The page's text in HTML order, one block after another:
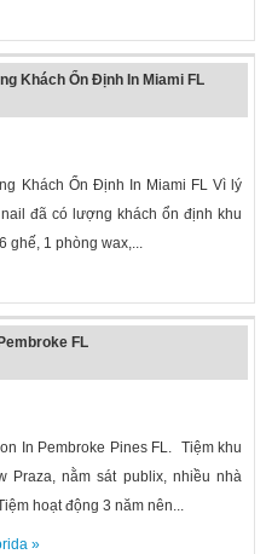
Khách Ổn Định In Miami FL
Khách Ổn Định In Miami FL Vì lý
đã có lượng khách ổn định khu
ghế, 1 phòng wax,...
FL
In Pembroke Pines FL. Tiệm khu
Praza, nằm sát publix, nhiều nhà
hoạt động 3 năm nên...
»